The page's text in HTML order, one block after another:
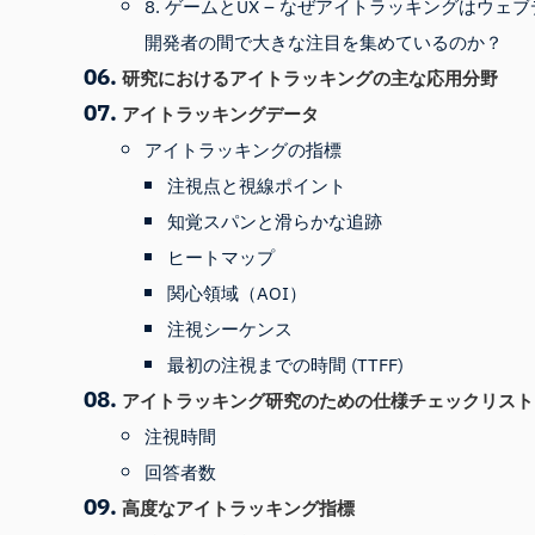
8. ゲームとUX – なぜアイトラッキングはウェ
開発者の間で大きな注目を集めているのか？
研究におけるアイトラッキングの主な応用分野
アイトラッキングデータ
アイトラッキングの指標
注視点と視線ポイント
知覚スパンと滑らかな追跡
ヒートマップ
関心領域（AOI）
注視シーケンス
最初の注視までの時間 (TTFF)
アイトラッキング研究のための仕様チェックリスト
注視時間
回答者数
高度なアイトラッキング指標